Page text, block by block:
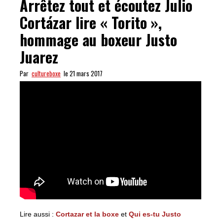
Arrêtez tout et écoutez Julio
Cortázar lire « Torito »,
hommage au boxeur Justo
Juarez
Par cultureboxe le 21 mars 2017
Lire aussi : Cortazar et la boxe et Qui es-tu Justo